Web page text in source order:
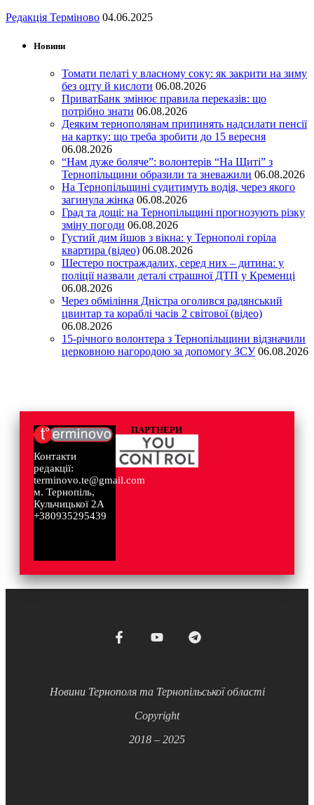
Редакція Терміново 04.06.2025
Новини
Томати пелаті у власному соку: як закрити на зиму
без оцту й кислоти 06.08.2026
ПриватБанк змінює правила переказів: що
потрібно знати 06.08.2026
Деяким тернополянам припинять надсилати пенсії
на картку: що треба зробити до 15 вересня
06.08.2026
“Нам дуже боляче”: волонтерів “На Щиті” з
Тернопільщини образили та зневажили 06.08.2026
На Тернопільщині судитимуть водія, через якого
загинула жінка 06.08.2026
Град та дощі: на Тернопільщині прогнозують різку
зміну погоди 06.08.2026
Густий дим йшов з вікна: у Тернополі горіла
квартира (відео) 06.08.2026
Шестеро постраждалих, серед них – дитина: у
поліції назвали деталі страшної ДТП у Кременці
06.08.2026
Через обміління Дністра оголився радянський
цвинтар та кораблі часів 2 світової (відео)
06.08.2026
15-річного волонтера з Тернопільщини відзначили
церковною нагородою за допомогу ЗСУ 06.08.2026
Контакти
редакції:
terminovo.te@gmail.com
м. Тернопіль,
Кульчицької 2А
+380935295439
ПАРТНЕРИ
Новини Тернополя та Тернопільської області
Copyright
2018 – 2025